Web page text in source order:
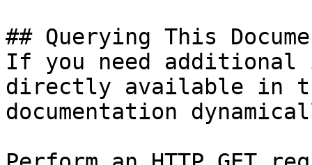
## Querying This
If you need
directly available in
documentation